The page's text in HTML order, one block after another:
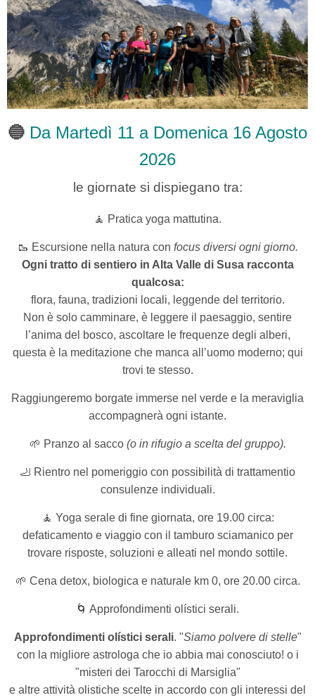
🔵 Da Martedì 11 a Domenica 16 Agosto
2026
le giornate si dispiegano tra:
🧘 Pratica yoga mattutina.
🥾 Escursione nella natura con focus diversi ogni giorno.
Ogni tratto di sentiero in Alta Valle di Susa racconta
qualcosa:
flora, fauna, tradizioni locali, leggende del territorio.
Non è solo camminare, è leggere il paesaggio, sentire
l’anima del bosco, ascoltare le frequenze degli alberi,
questa è la meditazione che manca all’uomo moderno; qui
trovi te stesso.
Raggiungeremo borgate immerse nel verde e la meraviglia
accompagnerà ogni istante.
🌱 Pranzo al sacco (o in rifugio a scelta del gruppo).
🦶 Rientro nel pomeriggio con possibilità di trattamentio
consulenze individuali.
🧘 Yoga serale di fine giornata, ore 19.00 circa:
defaticamento e viaggio con il tamburo sciamanico per
trovare risposte, soluzioni e alleati nel mondo sottile.
🌱 Cena detox, biologica e naturale km 0, ore 20.00 circa.
🌀 Approfondimenti olístici serali.
Approfondimenti olístici serali. "Siamo polvere di stelle"
con la migliore astrologa che io abbia mai conosciuto! o i
"misteri dei Tarocchi di Marsiglia"
e altre attività olistiche scelte in accordo con gli interessi del